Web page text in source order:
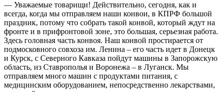
— Уважаемые товарищи! Действительно, сегодня, как и
всегда, когда мы отправляем наши конвои, в КПРФ большой
праздник, потому что собрать такой конвой, который ждут на
фронте и в прифронтовой зоне, это большая, серьезная работа.
Здесь головная часть конвоя. Наш конвой простирается от
подмосковного совхоза им. Ленина – его часть идет в Донецк
и Курск, с Северного Кавказа пойдут машины в Запорожскую
область, из Ставрополья и Воронежа – в Луганск. Мы
отправляем много машин с продуктами питания, с
медицинским оборудованием, непосредственно лекарствами,